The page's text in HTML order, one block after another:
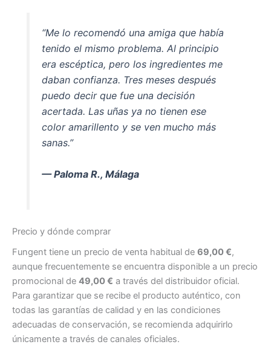
“Me lo recomendó una amiga que había
tenido el mismo problema. Al principio
era escéptica, pero los ingredientes me
daban confianza. Tres meses después
puedo decir que fue una decisión
acertada. Las uñas ya no tienen ese
color amarillento y se ven mucho más
sanas.”
— Paloma R., Málaga
Precio y dónde comprar
Fungent tiene un precio de venta habitual de 69,00 €,
aunque frecuentemente se encuentra disponible a un precio
promocional de 49,00 € a través del distribuidor oficial.
Para garantizar que se recibe el producto auténtico, con
todas las garantías de calidad y en las condiciones
adecuadas de conservación, se recomienda adquirirlo
únicamente a través de canales oficiales.